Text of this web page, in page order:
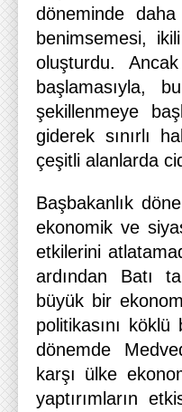
döneminde
benimsemesi,
oluşturdu.
başlamasıyla,
şekillenmeye
giderek sınırlı
çeşitli alanlarda
Başbakanlık
ekonomik ve
etkilerini
ardından Batı
büyük bir
politikasını
dönemde
karşı ülke
yaptırımların